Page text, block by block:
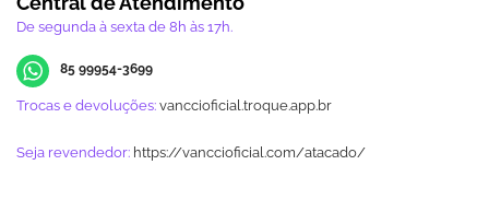
De segunda à sexta de 8h às 17h.
85 99954-3699
Trocas e devoluções: vanccioficial.troque.app.br
Seja revendedor: https://vanccioficial.com/atacado/